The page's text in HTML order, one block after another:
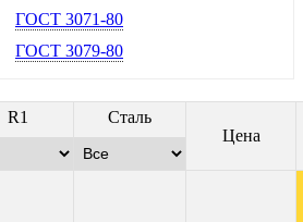
ГОСТ 3071-80
ГОСТ 3079-80
R1
Сталь
Цена